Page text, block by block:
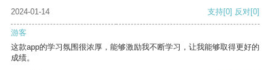
2024-01-14
支持[0] 反对[0]
游客
这款app的学习氛围很浓厚，能够激励我不断学习，让我能够取得更好的
成绩。